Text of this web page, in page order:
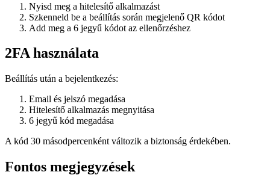
Nyisd meg a hitelesítő alkalmazást
Szkenneld be a beállítás során megjelenő QR kódot
Add meg a 6 jegyű kódot az ellenőrzéshez
2FA használata
Beállítás után a bejelentkezés:
Email és jelszó megadása
Hitelesítő alkalmazás megnyitása
6 jegyű kód megadása
A kód 30 másodpercenként változik a biztonság érdekében.
Fontos megjegyzések